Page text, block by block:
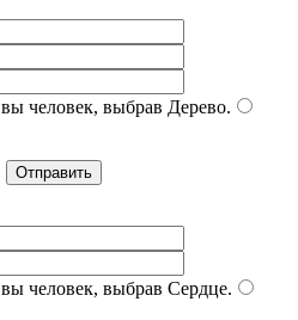
человек, выбрав Дерево.
человек, выбрав Сердце.